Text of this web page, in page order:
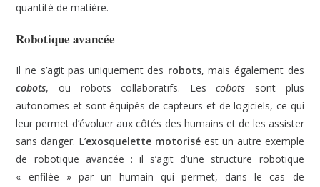
quantité de matière.
Robotique avancée
Il ne s’agit pas uniquement des robots, mais également des
cobots, ou robots collaboratifs. Lescobots sont plus
autonomes et sont équipés de capteurs et de logiciels, ce qui
leur permet d’évoluer aux côtés des humains et de les assister
sans danger. L’exosquelette motorisé est un autre exemple
de robotique avancée : il s’agit d’une structure robotique
« enfilée » par un humain qui permet, dans le cas de